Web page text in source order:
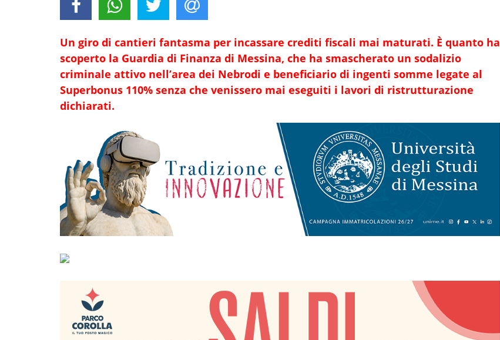
Un giro di cantieri fantasma per incassare crediti fiscali mai maturati. È quanto ha
scoperto la Guardia di Finanza di Messina, che ha smascherato un sodalizio
criminale attivo nell’area dei Nebrodi e beneficiario di ingenti somme legate al
Superbonus 110% senza che venissero mai eseguiti i lavori di ristrutturazione
dichiarati.